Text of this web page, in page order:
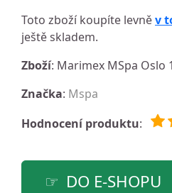
Toto zboží koupíte levněv
ještě skladem.
Zboží: Marimex MSpa Oslo
Značka: Mspa
Hodnocení produktu:
DO E-SHOPU